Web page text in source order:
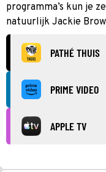
programma’s kun je
natuurlijk Jackie
PATHÉ THUIS
PRIME VIDEO
APPLE TV